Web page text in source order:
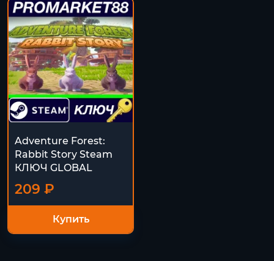
Adventure Forest:
Rabbit Story Steam
КЛЮЧ GLOBAL
209 ₽
Купить